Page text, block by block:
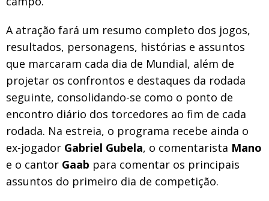
A atração fará um resumo completo dos jogos,
resultados, personagens, histórias e assuntos
que marcaram cada dia de Mundial, além de
projetar os confrontos e destaques da rodada
seguinte, consolidando-se como o ponto de
encontro diário dos torcedores ao fim de cada
rodada. Na estreia, o programa recebe ainda o
ex-jogador Gabriel Gubela, o comentarista Mano
e o cantor Gaab para comentar os principais
assuntos do primeiro dia de competição.